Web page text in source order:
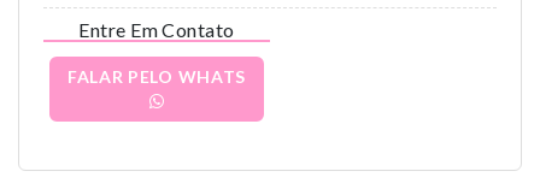
Entre Em Contato
FALAR PELO WHATS